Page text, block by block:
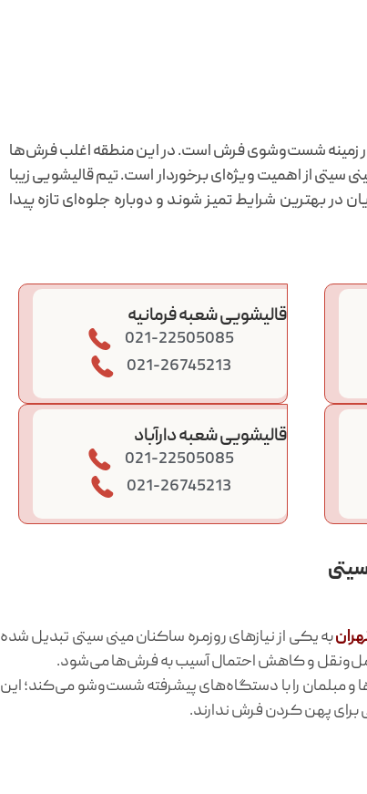
و قابل اعتماد در زمینه شست‌وشوی فرش است. در این منطقه اغلب فرش‌ها
از اهمیت ویژه‌ای برخوردار است. تیم قالیشویی زیبا
در بهترین شرایط تمیز شوند و دوباره جلوه‌ای تازه پیدا
قالیشویی شعبه فرمانیه
021-22505085
021-26745213
قالیشویی شعبه دارآباد
021-22505085
021-26745213
به یکی از نیازهای روزمره ساکنان مینی سیتی تبدیل شده
و کاهش احتمال آسیب به فرش‌ها می‌شود.
مبلمان را با دستگاه‌های پیشرفته شست‌وشو می‌کند؛ این
پهن کردن فرش ندارند.